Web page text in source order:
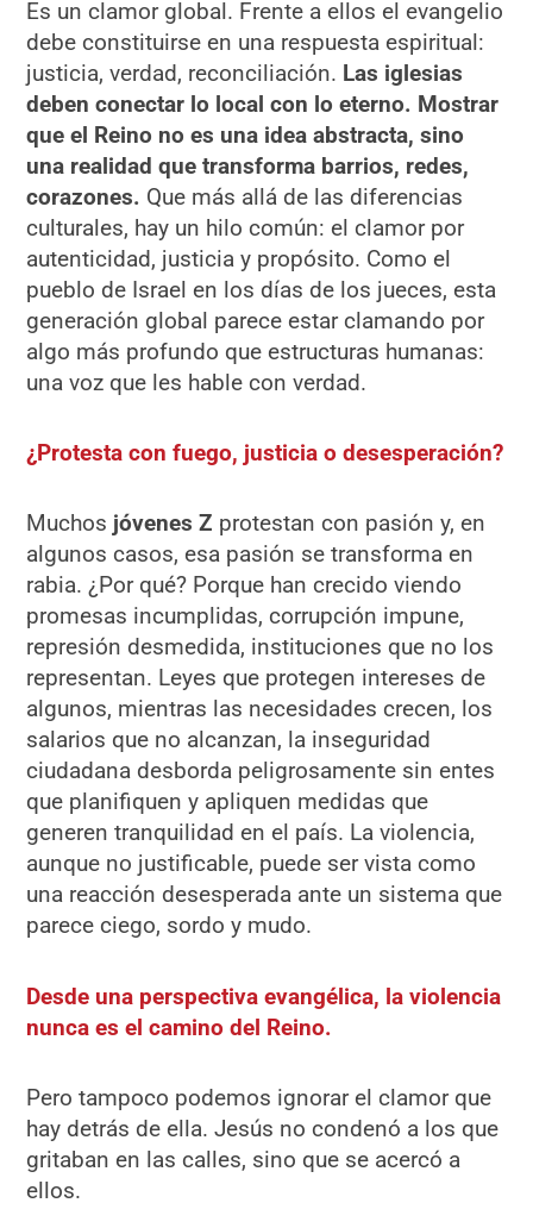
Es un clamor global. Frente a ellos el evangelio
debe constituirse en una respuesta espiritual:
justicia, verdad, reconciliación. Las iglesias
deben conectar lo local con lo eterno. Mostrar
que el Reino no es una idea abstracta, sino
una realidad que transforma barrios, redes,
corazones. Que más allá de las diferencias
culturales, hay un hilo común: el clamor por
autenticidad, justicia y propósito. Como el
pueblo de Israel en los días de los jueces, esta
generación global parece estar clamando por
algo más profundo que estructuras humanas:
una voz que les hable con verdad.
¿Protesta con fuego, justicia o desesperación?
Muchos jóvenes Z protestan con pasión y, en
algunos casos, esa pasión se transforma en
rabia. ¿Por qué? Porque han crecido viendo
promesas incumplidas, corrupción impune,
represión desmedida, instituciones que no los
representan. Leyes que protegen intereses de
algunos, mientras las necesidades crecen, los
salarios que no alcanzan, la inseguridad
ciudadana desborda peligrosamente sin entes
que planifiquen y apliquen medidas que
generen tranquilidad en el país. La violencia,
aunque no justificable, puede ser vista como
una reacción desesperada ante un sistema que
parece ciego, sordo y mudo.
Desde una perspectiva evangélica, la violencia
nunca es el camino del Reino.
Pero tampoco podemos ignorar el clamor que
hay detrás de ella. Jesús no condenó a los que
gritaban en las calles, sino que se acercó a
ellos.